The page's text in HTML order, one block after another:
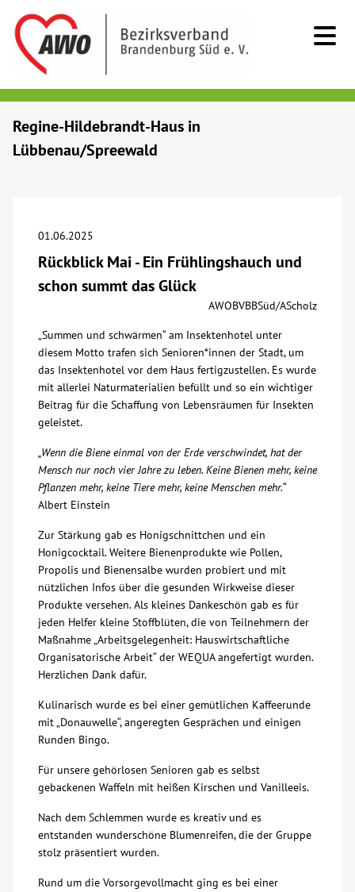
Senioren
Begegnung
Bildung
Über uns
Veranstaltungen
Spenden
Karriere
Ausbildung
Glossar
Suche
Kontakt
AWO BB Süd
Regine-Hildebrandt-Haus in
Lübbenau/Spreewald
01.06.2025
Rückblick Mai - Ein Frühlingshauch und
schon summt das Glück
AWOBVBBSüd/AScholz
„Summen und schwärmen“ am Insektenhotel unter
diesem Motto trafen sich Senioren*innen der Stadt, um
das Insektenhotel vor dem Haus fertigzustellen. Es wurde
mit allerlei Naturmaterialien befüllt und so ein wichtiger
Beitrag für die Schaffung von Lebensräumen für Insekten
geleistet.
„Wenn die Biene einmal von der Erde verschwindet, hat der
Mensch nur noch vier Jahre zu leben. Keine Bienen mehr, keine
Pflanzen mehr, keine Tiere mehr, keine Menschen mehr.“
Albert Einstein
Zur Stärkung gab es Honigschnittchen und ein
Honigcocktail. Weitere Bienenprodukte wie Pollen,
Propolis und Bienensalbe wurden probiert und mit
nützlichen Infos über die gesunden Wirkweise dieser
Produkte versehen. Als kleines Dankeschön gab es für
jeden Helfer kleine Stoffblüten, die von Teilnehmern der
Maßnahme „Arbeitsgelegenheit: Hauswirtschaftliche
Organisatorische Arbeit“ der WEQUA angefertigt wurden.
Herzlichen Dank dafür.
Kulinarisch wurde es bei einer gemütlichen Kaffeerunde
mit „Donauwelle“, angeregten Gesprächen und einigen
Runden Bingo.
Für unsere gehörlosen Senioren gab es selbst
gebackenen Waffeln mit heißen Kirschen und Vanilleeis.
Nach dem Schlemmen wurde es kreativ und es
entstanden wunderschöne Blumenreifen, die der Gruppe
stolz präsentiert wurden.
Rund um die Vorsorgevollmacht ging es bei einer